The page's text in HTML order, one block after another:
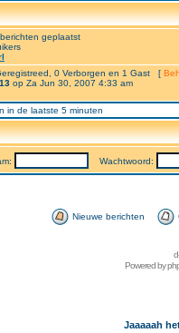
berichten geplaatst
0 Verborgen en 1 Gast [
13 op Za Jun 30, 2007 4:33 am
in de laatste 5 minuten
Wachtwoord:
Nieuwe berichten
Powered by
Jaaaaah